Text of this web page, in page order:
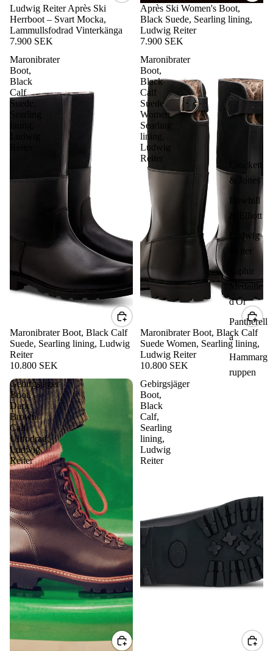
Crockett
& Jones
Bowhill
& Elliott
Ludwig
Reiter
Saphir
Medaille
d'Or
Pantherell
a
Hammarg
ruppen
Ludwig Reiter Après Ski
Herrboot – Svart Mocka,
Lammullsfodrad Vinterkänga
7.900 SEK
Après Ski Women's Boot,
Black Suede, Searling lining,
Ludwig Reiter
7.900 SEK
Maronibrater
Boot,
Black
Calf
Suede,
Searling
Maronibrater Boot, Black Calf
Suede, Searling lining, Ludwig
Reiter
10.800 SEK
Maronibrater
Boot,
Black
Calf
Suede
Women,
Searling
lining,
Ludwig
Reiter
Maronibrater Boot, Black Calf
Suede Women, Searling lining,
Ludwig Reiter
10.800 SEK
Gebirgsjäger
Boot,
Dark
Brown
Calf,
Ullfodrad,
Ludwig
Reiter
Gebirgsjäger
Boot,
Black
Calf,
Searling
lining,
Ludwig
Reiter